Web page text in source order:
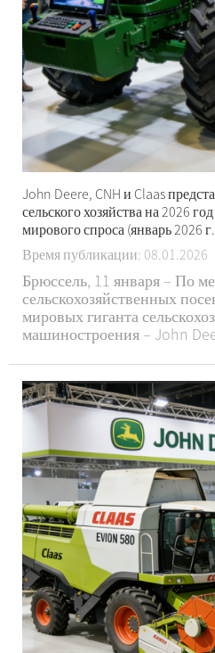
John Deere, CNH и Claas
сельского хозяйства на 2026
мирового спроса (январь 2026
Время публикации: 08.01.2026
Брюссель, 11 января – По
сельскохозяйственных
мировых гиганта
машиностроения – John
о своих последних
в период с 8 по 11 января
внимание уделяется ...